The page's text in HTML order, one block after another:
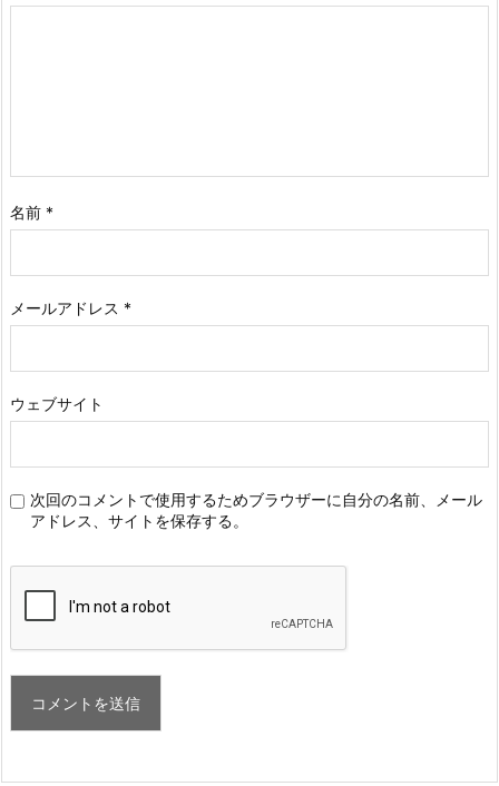
名前 *
メールアドレス *
ウェブサイト
次回のコメントで使用するためブラウザーに自分の名前、メール
アドレス、サイトを保存する。